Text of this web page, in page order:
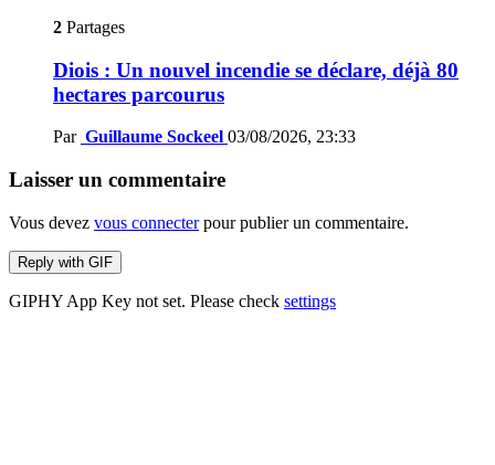
2 Partages
Diois : Un nouvel incendie se déclare, déjà 80
hectares parcourus
Par Guillaume Sockeel 03/08/2026, 23:33
Laisser un commentaire
Vous devez vous connecterpour publier un commentaire.
Reply with GIF
GIPHY App Key not set. Please check settings